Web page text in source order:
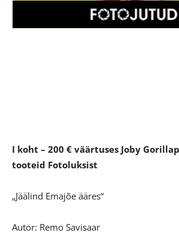
I koht – 200 € väärtuses Joby
tooteid Fotoluksist
„Jäälind Emajõe ääres“
Autor: Remo Savisaar